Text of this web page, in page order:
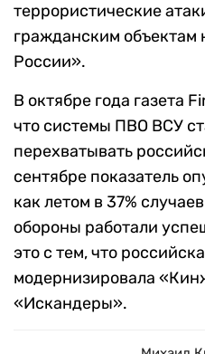
террористические
гражданским объектам
России».
В октябре года газета
что системы ПВО ВСУ
перехватывать
сентябре показатель
как летом в 37%
обороны работали
это с тем, что
модернизировала
«Искандеры».